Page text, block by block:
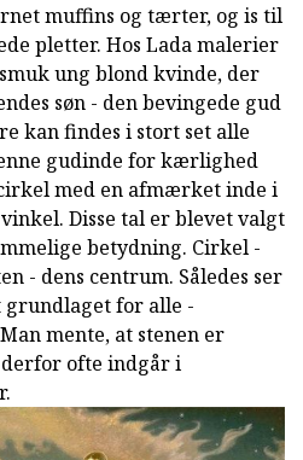
muffins og tærter, og is til
pletter. Hos Lada malerier
ung blond kvinde, der
søn - den bevingede gud
kan findes i stort set alle
gudinde for kærlighed
med en afmærket inde i
Disse tal er blevet valgt
betydning. Cirkel -
- dens centrum. Således ser
grundlaget for alle -
mente, at stenen er
ofte indgår i